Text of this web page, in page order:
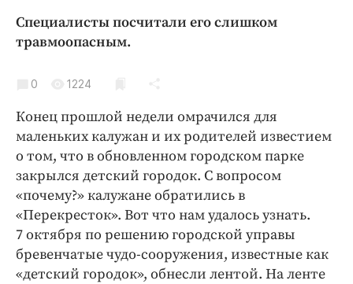
Благоустройство
Культура
Образование
Общество
Погода
Праздники
Происшествия
Спорт
Экономика и бизнес
Специалисты посчитали его слишком
травмоопасным.
0 1224
Конец прошлой недели омрачился для
маленьких калужан и их родителей известием
о том, что в обновленном городском парке
закрылся детский городок. С вопросом
«почему?» калужане обратились в
«Перекресток». Вот что нам удалось узнать.
7 октября по решению городской управы
бревенчатые чудо-сооружения, известные как
«детский городок», обнесли лентой. На ленте